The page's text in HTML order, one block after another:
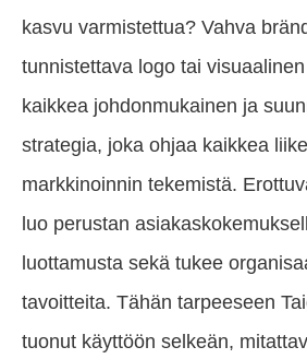
kasvu varmistettua? Vahva
tunnistettava logo tai
kaikkea johdonmukainen ja
strategia, joka ohjaa kaikkea
markkinoinnin tekemistä.
luo perustan
luottamusta sekä tukee
tavoitteita. Tähän tarpeeseen
tuonut käyttöön selkeän,